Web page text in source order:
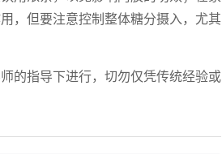
，但要注意控制整体糖分摄入，尤其
的指导下进行，切勿仅凭传统经验或